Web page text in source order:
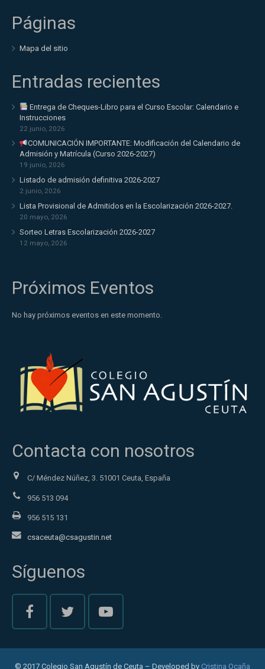
Páginas
Mapa del sitio
Entradas recientes
Entrega de Cheques-Libro para el Curso Escolar: Calendario e
Instrucciones
22 junio, 2026
COMUNICACIÓN IMPORTANTE: Modificación del Calendario de
Admisión y Matrícula (Curso 2026-2027)
19 junio, 2026
Listado de admisión definitiva 2026-2027
2 junio, 2026
Lista Provisional de Admitidos en la Escolarización 2026-2027.
20 mayo, 2026
Sorteo Letras Escolarización 2026-2027
12 mayo, 2026
Próximos Eventos
No hay próximos eventos en este momento.
Contacta con nosotros
C/ Méndez Núñez, 3. 51001 Ceuta, España
956 513 094
956 515 131
csaceuta@csagustin.net
Síguenos
© 2017 Colegio San Agustín de Ceuta – Developed by Cristina Ocaña